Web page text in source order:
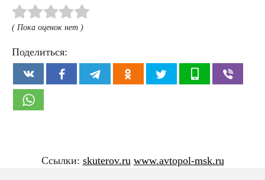
( Пока оценок нет )
Поделиться:
Ссылки: skuterov.ru www.avtopol-msk.ru